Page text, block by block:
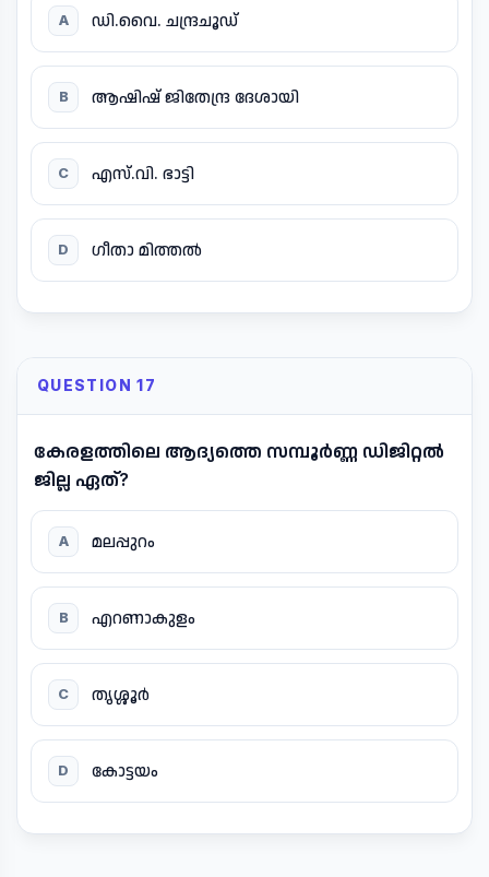
A ഡി.വൈ. ചന്ദ്രചൂഡ്
B ആഷിഷ് ജിതേന്ദ്ര ദേശായി
C എസ്.വി. ഭാട്ടി
D ഗീതാ മിത്തൽ
QUESTION 17
കേരളത്തിലെ ആദ്യത്തെ സമ്പൂർണ്ണ ഡിജിറ്റൽ
ജില്ല ഏത്?
A മലപ്പുറം
B എറണാകുളം
C തൃശ്ശൂർ
D കോട്ടയം